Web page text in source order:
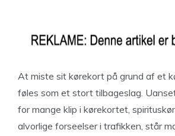
At miste sit kørekort på grund af et
føles som et stort tilbageslag.
for mange klip i kørekortet,
alvorlige forseelser i trafikken, står